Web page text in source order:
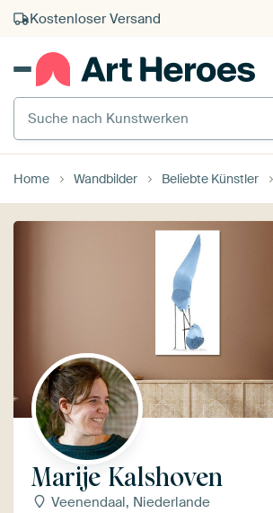
Individueller Druck auf Bestellung
Suche nach Kunstwerken
Home Wandbilder Beliebte Künstler
Marije Kalshoven
Veenendaal, Niederlande